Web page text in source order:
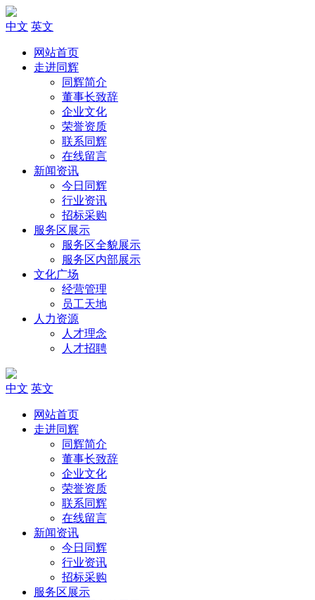
中文 英文
网站首页
走进同辉
同辉简介
董事长致辞
企业文化
荣誉资质
联系同辉
在线留言
新闻资讯
今日同辉
行业资讯
招标采购
服务区展示
服务区全貌展示
服务区内部展示
文化广场
经营管理
员工天地
人力资源
人才理念
人才招聘
中文 英文
网站首页
走进同辉
同辉简介
董事长致辞
企业文化
荣誉资质
联系同辉
在线留言
新闻资讯
今日同辉
行业资讯
招标采购
服务区展示